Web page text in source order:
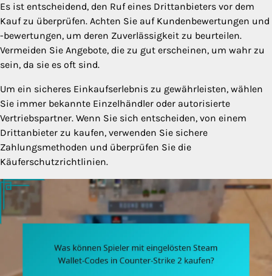
Es ist entscheidend, den Ruf eines Drittanbieters vor dem
Kauf zu überprüfen. Achten Sie auf Kundenbewertungen und
-bewertungen, um deren Zuverlässigkeit zu beurteilen.
Vermeiden Sie Angebote, die zu gut erscheinen, um wahr zu
sein, da sie es oft sind.
Um ein sicheres Einkaufserlebnis zu gewährleisten, wählen
Sie immer bekannte Einzelhändler oder autorisierte
Vertriebspartner. Wenn Sie sich entscheiden, von einem
Drittanbieter zu kaufen, verwenden Sie sichere
Zahlungsmethoden und überprüfen Sie die
Käuferschutzrichtlinien.